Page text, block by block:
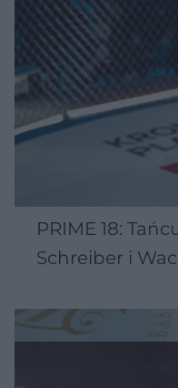
PRIME 18:
Schreiber i